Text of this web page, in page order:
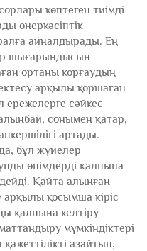
көптеген тиімді
өнеркәсіптік
айналдырады. Ең
шығарындысын
ортаны қорғаудың
арқылы қоршаған
ережелерге сәйкес
сонымен қатар,
артады.
бұл жүйелер
өнімдерді қалпына
Қайта алынған
қосымша кіріс
қалпына келтіру
мүмкіндіктері
азайтып,